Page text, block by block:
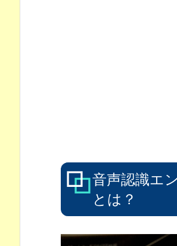
音声認識エ
とは？